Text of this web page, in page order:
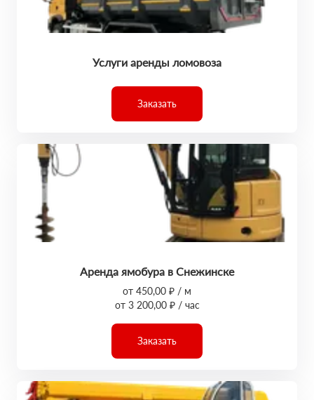
Услуги аренды ломовоза
Заказать
Аренда ямобура в Снежинске
от 450,00 ₽ / м
от 3 200,00 ₽ / час
Заказать